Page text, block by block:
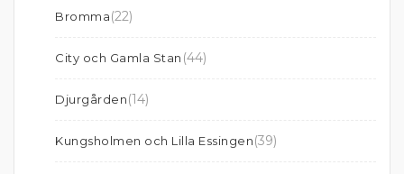
Bromma(22)
City och Gamla Stan (44)
Djurgården(14)
Kungsholmen och Lilla Essingen(39)